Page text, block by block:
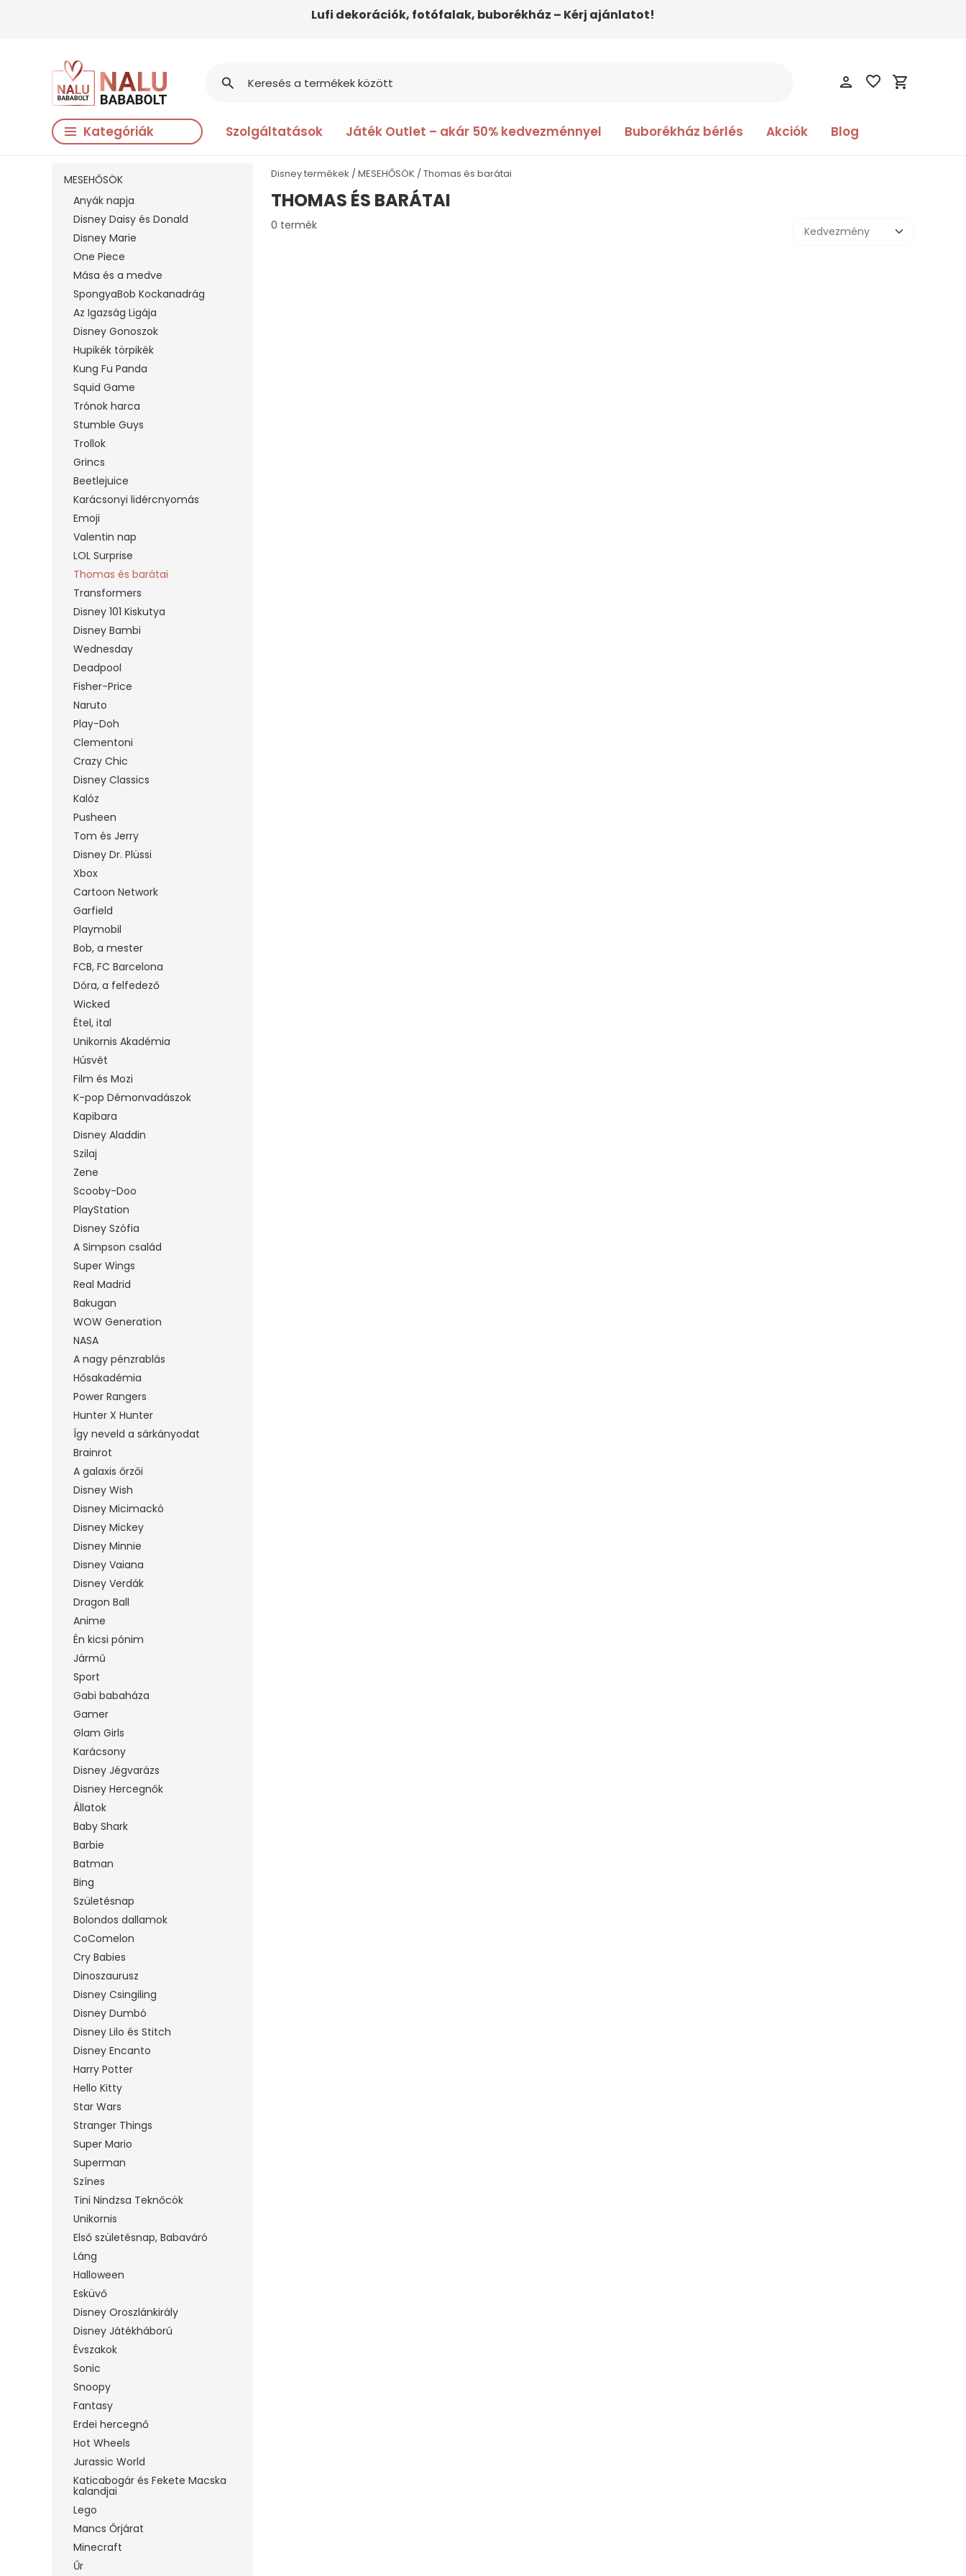
Lufi dekorációk, fotófalak, buborékház – Kérj ajánlatot!
Kategóriák Szolgáltatások Játék Outlet – akár 50% kedvezménnyel Buborékház bérlés Akciók Blog
person favorite_border shopping_cart
search
MESEHŐSÖK
Anyák napja
Disney Daisy és Donald
Disney Marie
One Piece
Mása és a medve
SpongyaBob Kockanadrág
Az Igazság Ligája
Disney Gonoszok
Hupikék törpikék
Kung Fu Panda
Squid Game
Trónok harca
Stumble Guys
Trollok
Grincs
Beetlejuice
Karácsonyi lidércnyomás
Emoji
Valentin nap
LOL Surprise
Thomas és barátai
Transformers
Disney 101 Kiskutya
Disney Bambi
Wednesday
Deadpool
Fisher-Price
Naruto
Play-Doh
Clementoni
Crazy Chic
Disney Classics
Kalóz
Pusheen
Tom és Jerry
Disney Dr. Plüssi
Xbox
Cartoon Network
Garfield
Playmobil
Bob, a mester
FCB, FC Barcelona
Dóra, a felfedező
Wicked
Étel, ital
Unikornis Akadémia
Húsvét
Film és Mozi
K-pop Démonvadászok
Kapibara
Disney Aladdin
Szilaj
Zene
Scooby-Doo
PlayStation
Disney Szófia
A Simpson család
Super Wings
Real Madrid
Bakugan
WOW Generation
NASA
A nagy pénzrablás
Hősakadémia
Power Rangers
Hunter X Hunter
Így neveld a sárkányodat
Brainrot
A galaxis őrzői
Disney Wish
Disney Micimackó
Disney Mickey
Disney Minnie
Disney Vaiana
Disney Verdák
Dragon Ball
Anime
Én kicsi pónim
Jármű
Sport
Gabi babaháza
Gamer
Glam Girls
Karácsony
Disney Jégvarázs
Disney Hercegnők
Állatok
Baby Shark
Barbie
Batman
Bing
Születésnap
Bolondos dallamok
CoComelon
Cry Babies
Dinoszaurusz
Disney Csingiling
Disney Dumbó
Disney Lilo és Stitch
Disney Encanto
Harry Potter
Hello Kitty
Star Wars
Stranger Things
Super Mario
Superman
Színes
Tini Nindzsa Teknőcök
Unikornis
Első születésnap, Babaváró
Láng
Halloween
Esküvő
Disney Oroszlánkirály
Disney Játékháború
Évszakok
Sonic
Snoopy
Fantasy
Erdei hercegnő
Hot Wheels
Jurassic World
Katicabogár és Fekete Macska
kalandjai
Lego
Mancs Őrjárat
Minecraft
Űr
Disney termékek MESEHŐSÖK Thomas és barátai
THOMAS ÉS BARÁTAI
0 termék